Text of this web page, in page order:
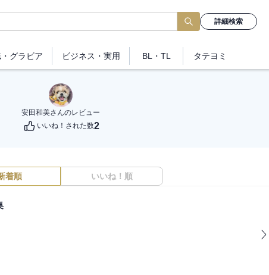
詳細検索
グラビア ビジネス ・実用 BL・TL タテヨミ
安田和美さんのレビュー
いいね！された数2
着順 いいね！順